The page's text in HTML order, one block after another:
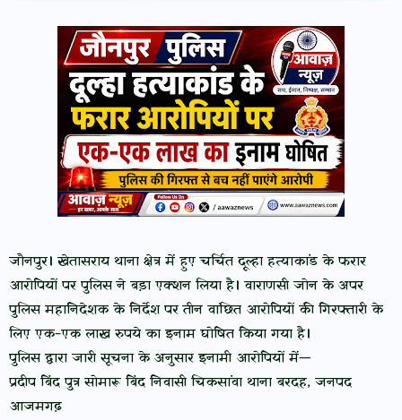
जौनपुर। खेतासराय थाना क्षेत्र में हुए चर्चित दूल्हा हत्याकांड के फरार
आरोपियों पर पुलिस ने बड़ा एक्शन लिया है। वाराणसी जोन के अपर
पुलिस महानिदेशक के निर्देश पर तीन वांछित आरोपियों की गिरफ्तारी के
लिए एक-एक लाख रुपये का इनाम घोषित किया गया है।
पुलिस द्वारा जारी सूचना के अनुसार इनामी आरोपियों में—
प्रदीप बिंद पुत्र सोमारू बिंद निवासी चिकसांवा थाना बरदह, जनपद
आजमगढ़